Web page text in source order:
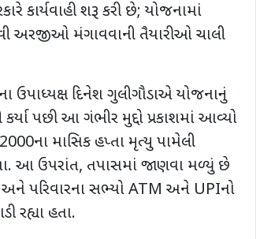
કાર્યવાહી શરૂ કરી છે; યોજનામાં
અરજીઓ મંગાવવાની તૈયારીઓ ચાલી
ઉપાધ્યક્ષ દિનેશ ગુલીગૌડાએ યોજનાનું
પછી આ ગંભીર મુદ્દો પ્રકાશમાં આવ્યો
2000ના માસિક હપ્તા મૃત્યુ પામેલી
આ ઉપરાંત, તપાસમાં જાણવા મળ્યું છે
પરિવારના સભ્યોATM અને UPIનો
રહ્યા હતા.